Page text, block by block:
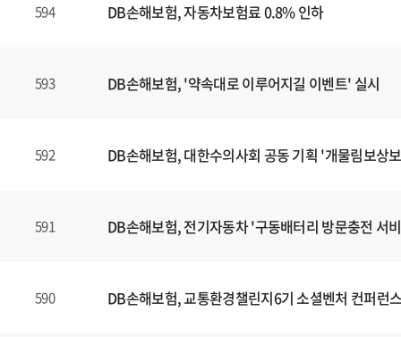
594 DB손해보험, 자동차보험료 0.8% 인하
593 DB손해보험, '약속대로 이루어지길 이벤트' 실시
592 DB손해보험, 대한수의사회 공동 기획 '개물림보상
591 DB손해보험, 전기자동차 '구동배터리 방문충전 서
590 DB손해보험, 교통환경챌린지6기 소셜벤처 컨퍼런